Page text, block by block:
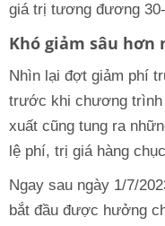
giá trị tương đương
Khó giảm sâu hơn
Nhìn lại đợt giảm phí
trước khi chương
xuất cũng tung ra
lệ phí, trị giá hàng
Ngay sau ngày 1/7/
bắt đầu được hưởng